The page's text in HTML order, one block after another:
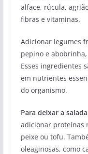
alface, rúcula,
fibras e vitaminas.
Adicionar legumes
pepino e
Esses ingredientes
em nutrientes
do organismo.
Para deixar a
adicionar proteínas
peixe ou tofu.
oleaginosas, como